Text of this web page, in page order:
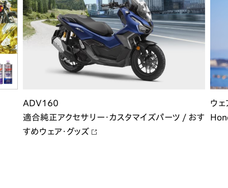
ADV160
適合純正アクセサリー・カスタマイズパーツ / おす
すめウェア・グッズ
ウェ